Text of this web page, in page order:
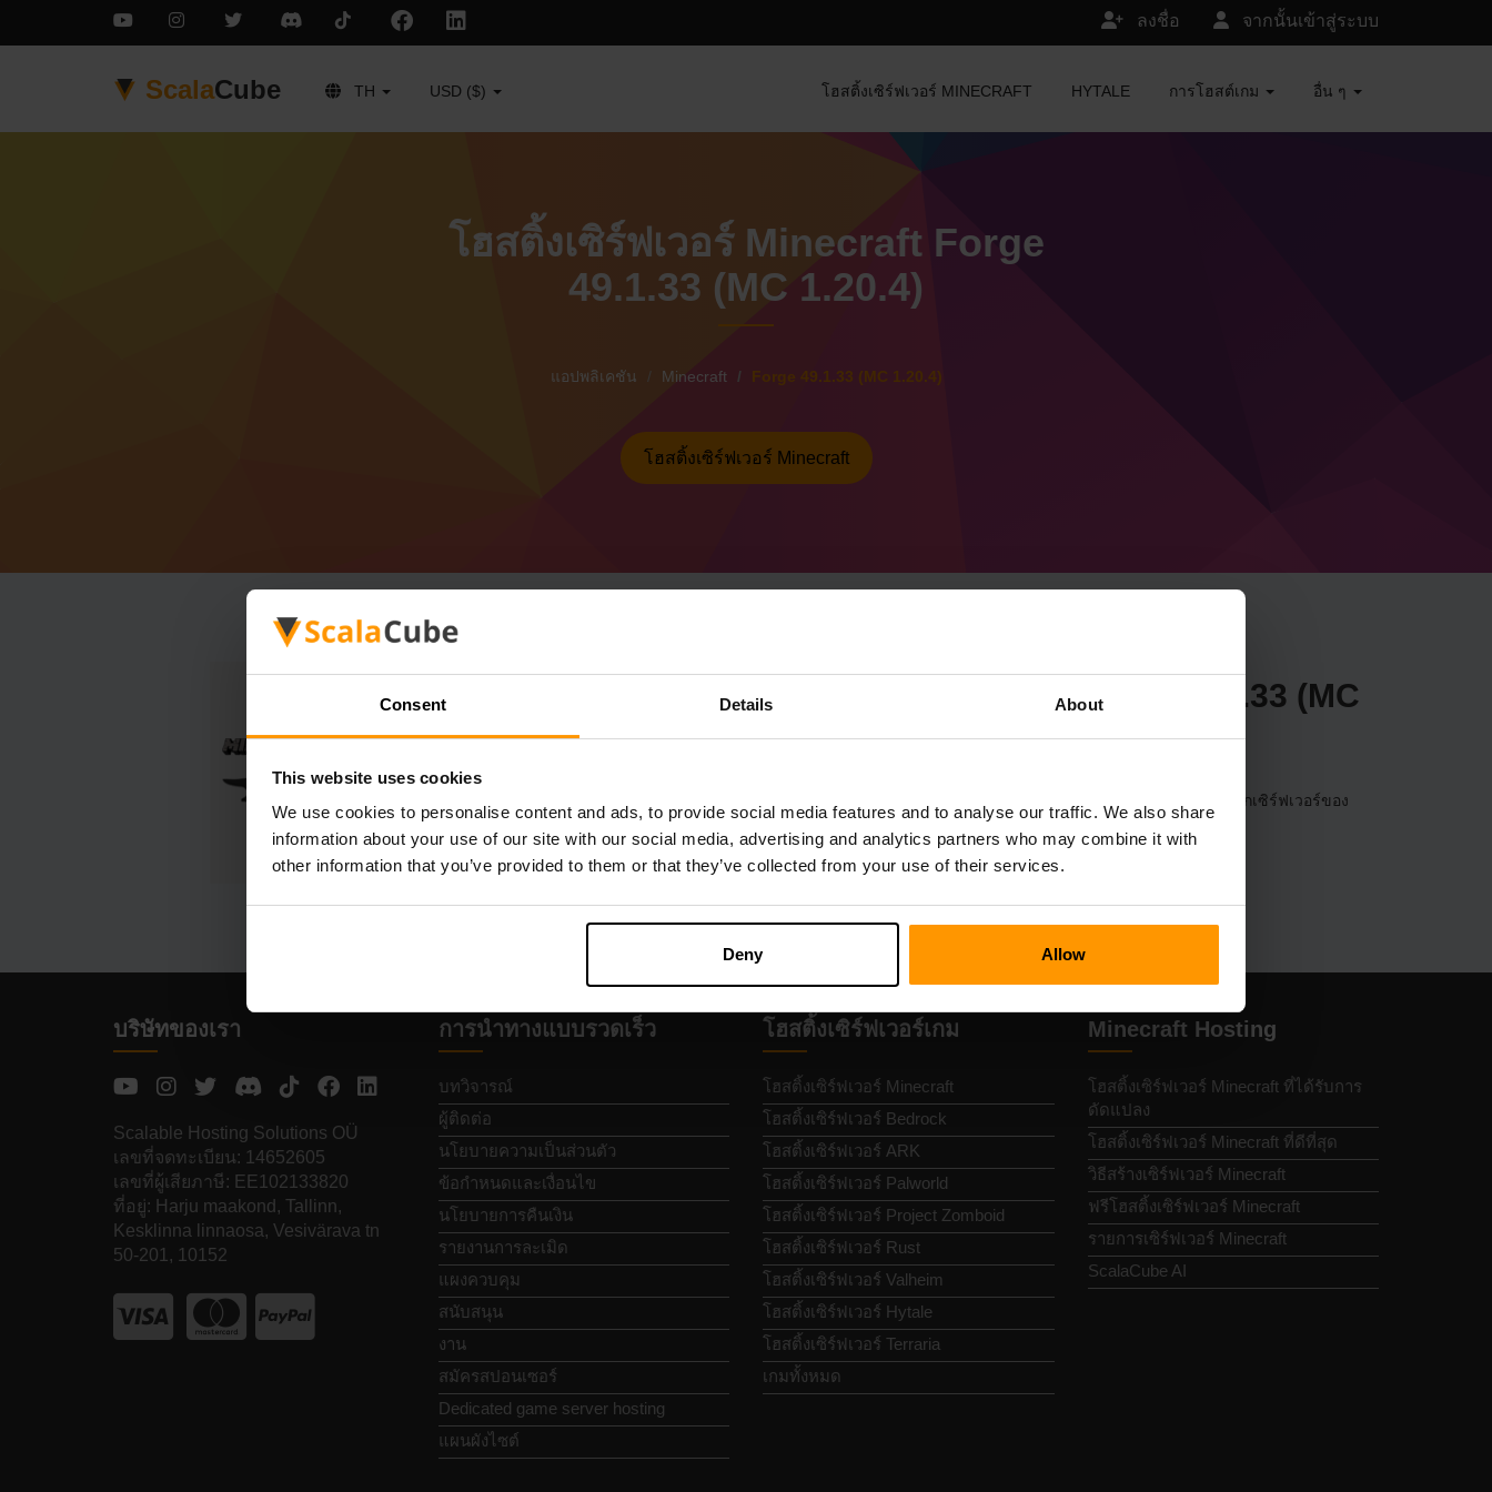
Consent Details About
This website uses cookies
We use cookies to personalise content and ads, to provide social media features and to analyse our traffic. We also share
information about your use of our site with our social media, advertising and analytics partners who may combine it with
other information that you’ve provided to them or that they’ve collected from your use of their services.
Deny Allow
จากนั้นเข้าสู่ระบบ
ลงชื่อ
ScalaCube TH USD ($) โฮสติ้งเซิร์ฟเวอร์ MINECRAFT HYTALE การโฮสต์เกม อื่น ๆ
โฮสติ้งเซิร์ฟเวอร์ Minecraft Forge
49.1.33 (MC 1.20.4)
แอปพลิเคชัน Minecraft Forge 49.1.33 (MC 1.20.4)
โฮสติ้งเซิร์ฟเวอร์ Minecraft
วิธีสร้างเซิร์ฟเวอร์ Minecraft Forge 49.1.33 (MC
1.20.4)เซิร์ฟเวอร์
(เซิร์ฟเวอร์→เลือกเซิร์ฟเวอร์ของ
คุณ→เซิร์ฟเวอร์เกม→เพิ่มเซิร์ฟเวอร์เกม→ Forge 49.1.33 (MC 1.20.4))
สนุกกับการเล่นบนเซิร์ฟเวอร์!
บริษัทของเรา
Scalable Hosting Solutions OÜ
เลขที่จดทะเบียน: 14652605
เลขที่ผู้เสียภาษี: EE102133820
ที่อยู่: Harju maakond, Tallinn,
Kesklinna linnaosa, Vesivärava tn
50-201, 10152
การนำทางแบบรวดเร็ว
บทวิจารณ์
ผู้ติดต่อ
นโยบายความเป็นส่วนตัว
ข้อกำหนดและเงื่อนไข
นโยบายการคืนเงิน
รายงานการละเมิด
แผงควบคุม
สนับสนุน
งาน
สมัครสปอนเซอร์
Dedicated game server hosting
แผนผังไซต์
โฮสติ้งเซิร์ฟเวอร์เกม
โฮสติ้งเซิร์ฟเวอร์ Minecraft
โฮสติ้งเซิร์ฟเวอร์ Bedrock
โฮสติ้งเซิร์ฟเวอร์ ARK
โฮสติ้งเซิร์ฟเวอร์ Palworld
โฮสติ้งเซิร์ฟเวอร์ Project Zomboid
โฮสติ้งเซิร์ฟเวอร์ Rust
โฮสติ้งเซิร์ฟเวอร์ Valheim
โฮสติ้งเซิร์ฟเวอร์ Hytale
โฮสติ้งเซิร์ฟเวอร์ Terraria
เกมทั้งหมด
Minecraft Hosting
โฮสติ้งเซิร์ฟเวอร์ Minecraft ที่ได้รับการ
ดัดแปลง
โฮสติ้งเซิร์ฟเวอร์ Minecraft ที่ดีที่สุด
วิธีสร้างเซิร์ฟเวอร์ Minecraft
ฟรีโฮสติ้งเซิร์ฟเวอร์ Minecraft
รายการเซิร์ฟเวอร์ Minecraft
ScalaCube AI